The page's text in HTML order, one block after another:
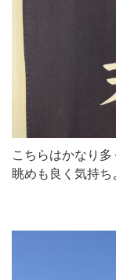
こちらはかなり多
眺めも良く気持ち